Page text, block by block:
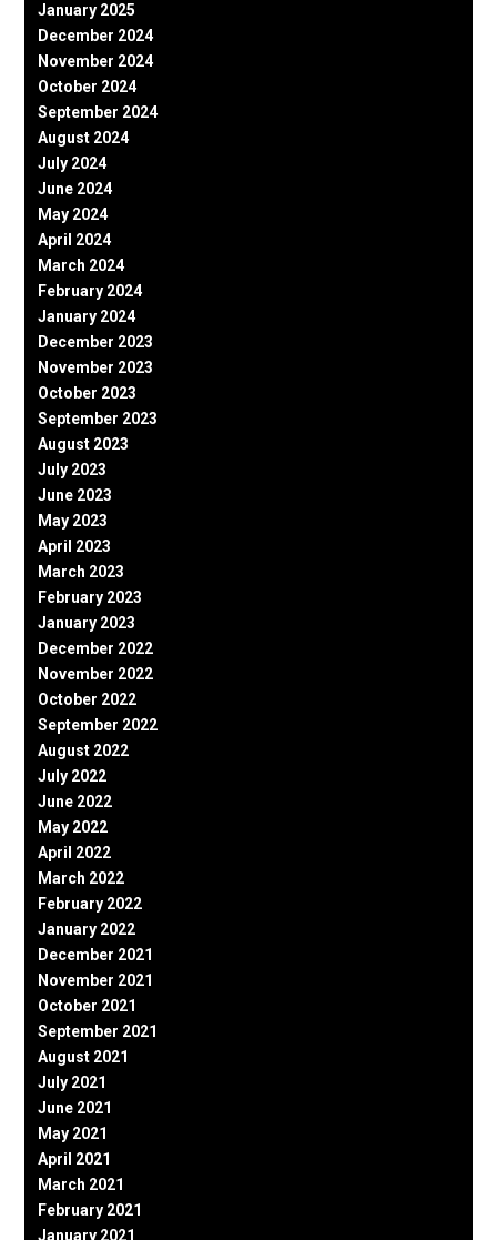
January 2025
December 2024
November 2024
October 2024
September 2024
August 2024
July 2024
June 2024
May 2024
April 2024
March 2024
February 2024
January 2024
December 2023
November 2023
October 2023
September 2023
August 2023
July 2023
June 2023
May 2023
April 2023
March 2023
February 2023
January 2023
December 2022
November 2022
October 2022
September 2022
August 2022
July 2022
June 2022
May 2022
April 2022
March 2022
February 2022
January 2022
December 2021
November 2021
October 2021
September 2021
August 2021
July 2021
June 2021
May 2021
April 2021
March 2021
February 2021
January 2021